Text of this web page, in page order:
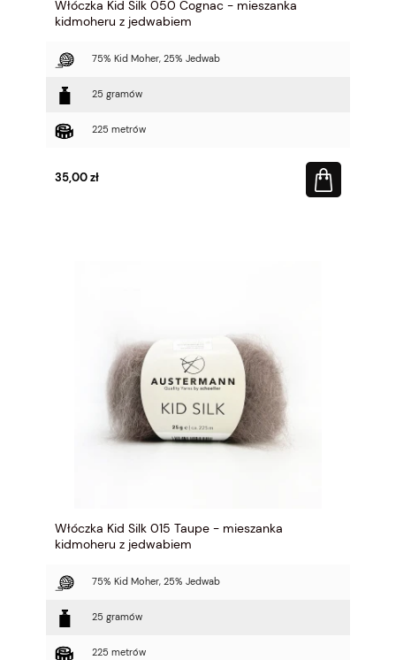
Włóczka Kid Silk 050 Cognac - mieszanka
kidmoheru z jedwabiem
75% Kid Moher, 25% Jedwab
25 gramów
225 metrów
35,00 zł
Włóczka Kid Silk 015 Taupe - mieszanka
kidmoheru z jedwabiem
75% Kid Moher, 25% Jedwab
25 gramów
225 metrów